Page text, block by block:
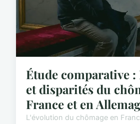
Étude comparative
et disparités du
France et en
L'évolution du chômage en